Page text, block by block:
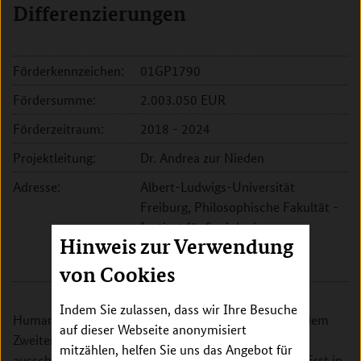
Hinweis zur Verwendung
von Cookies
Indem Sie zulassen, dass wir Ihre Besuche
auf dieser Webseite anonymisiert
mitzählen, helfen Sie uns das Angebot für
Differenzierungen
Förderkennzeichen:
01GP1790
Fördersumme:
2.003.050 EUR
Förderzeitraum:
2018 - 2024
Projektleitung:
Dr. Andrea zur Nieden
Adresse:
Albert-Ludwigs-Universität
Freiburg, Philosophische Fakultät -
Institut für Soziologie
Rempartstr. 15
79085 Freiburg
Humanbiologische Forschung orientierte sich nach dem
Zweiten Weltkrieg bis in die 1990er Jahre fast